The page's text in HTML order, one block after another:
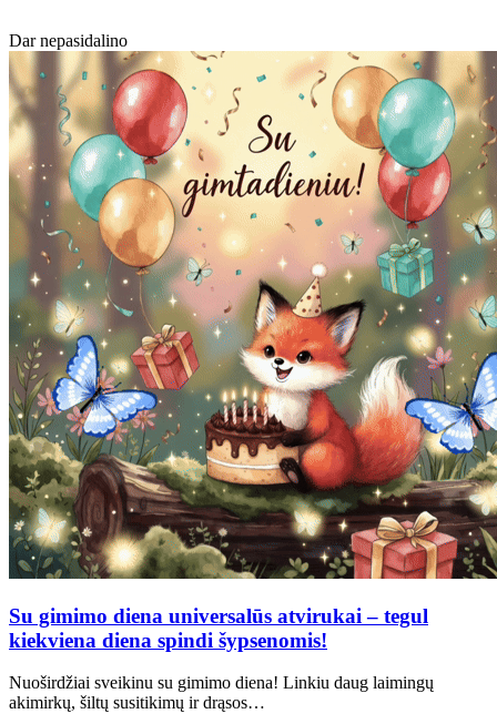
Dar nepasidalino
Su gimimo diena universalūs atvirukai – tegul
kiekviena diena spindi šypsenomis!
Nuoširdžiai sveikinu su gimimo diena! Linkiu daug laimingų
akimirkų, šiltų susitikimų ir drąsos…